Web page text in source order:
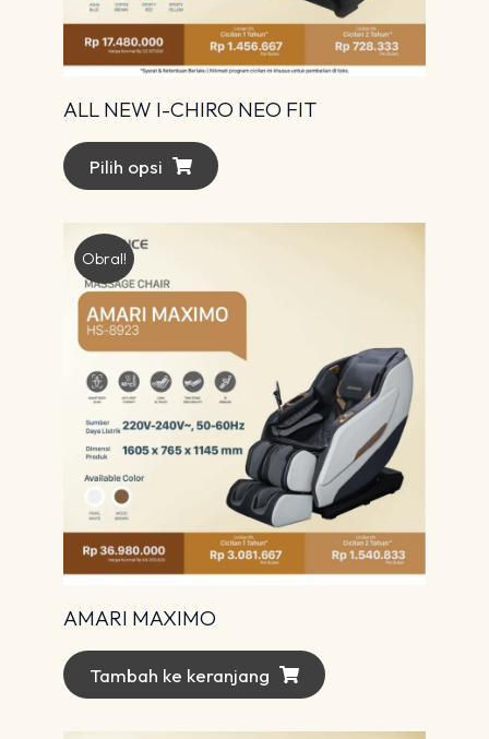
ALL NEW I-CHIRO NEO FIT
Pilih opsi
Obral!
AMARI MAXIMO
Tambah ke keranjang